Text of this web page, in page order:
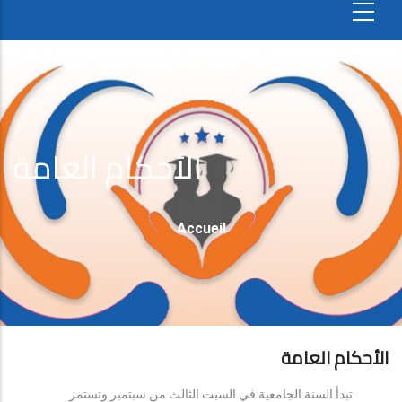
الأحكام العامة
Fil
D'Ariane
Accueil
الأحكام العامة
تبدأ السنة الجامعية في السبت الثالث من سبتمبر وتستمر